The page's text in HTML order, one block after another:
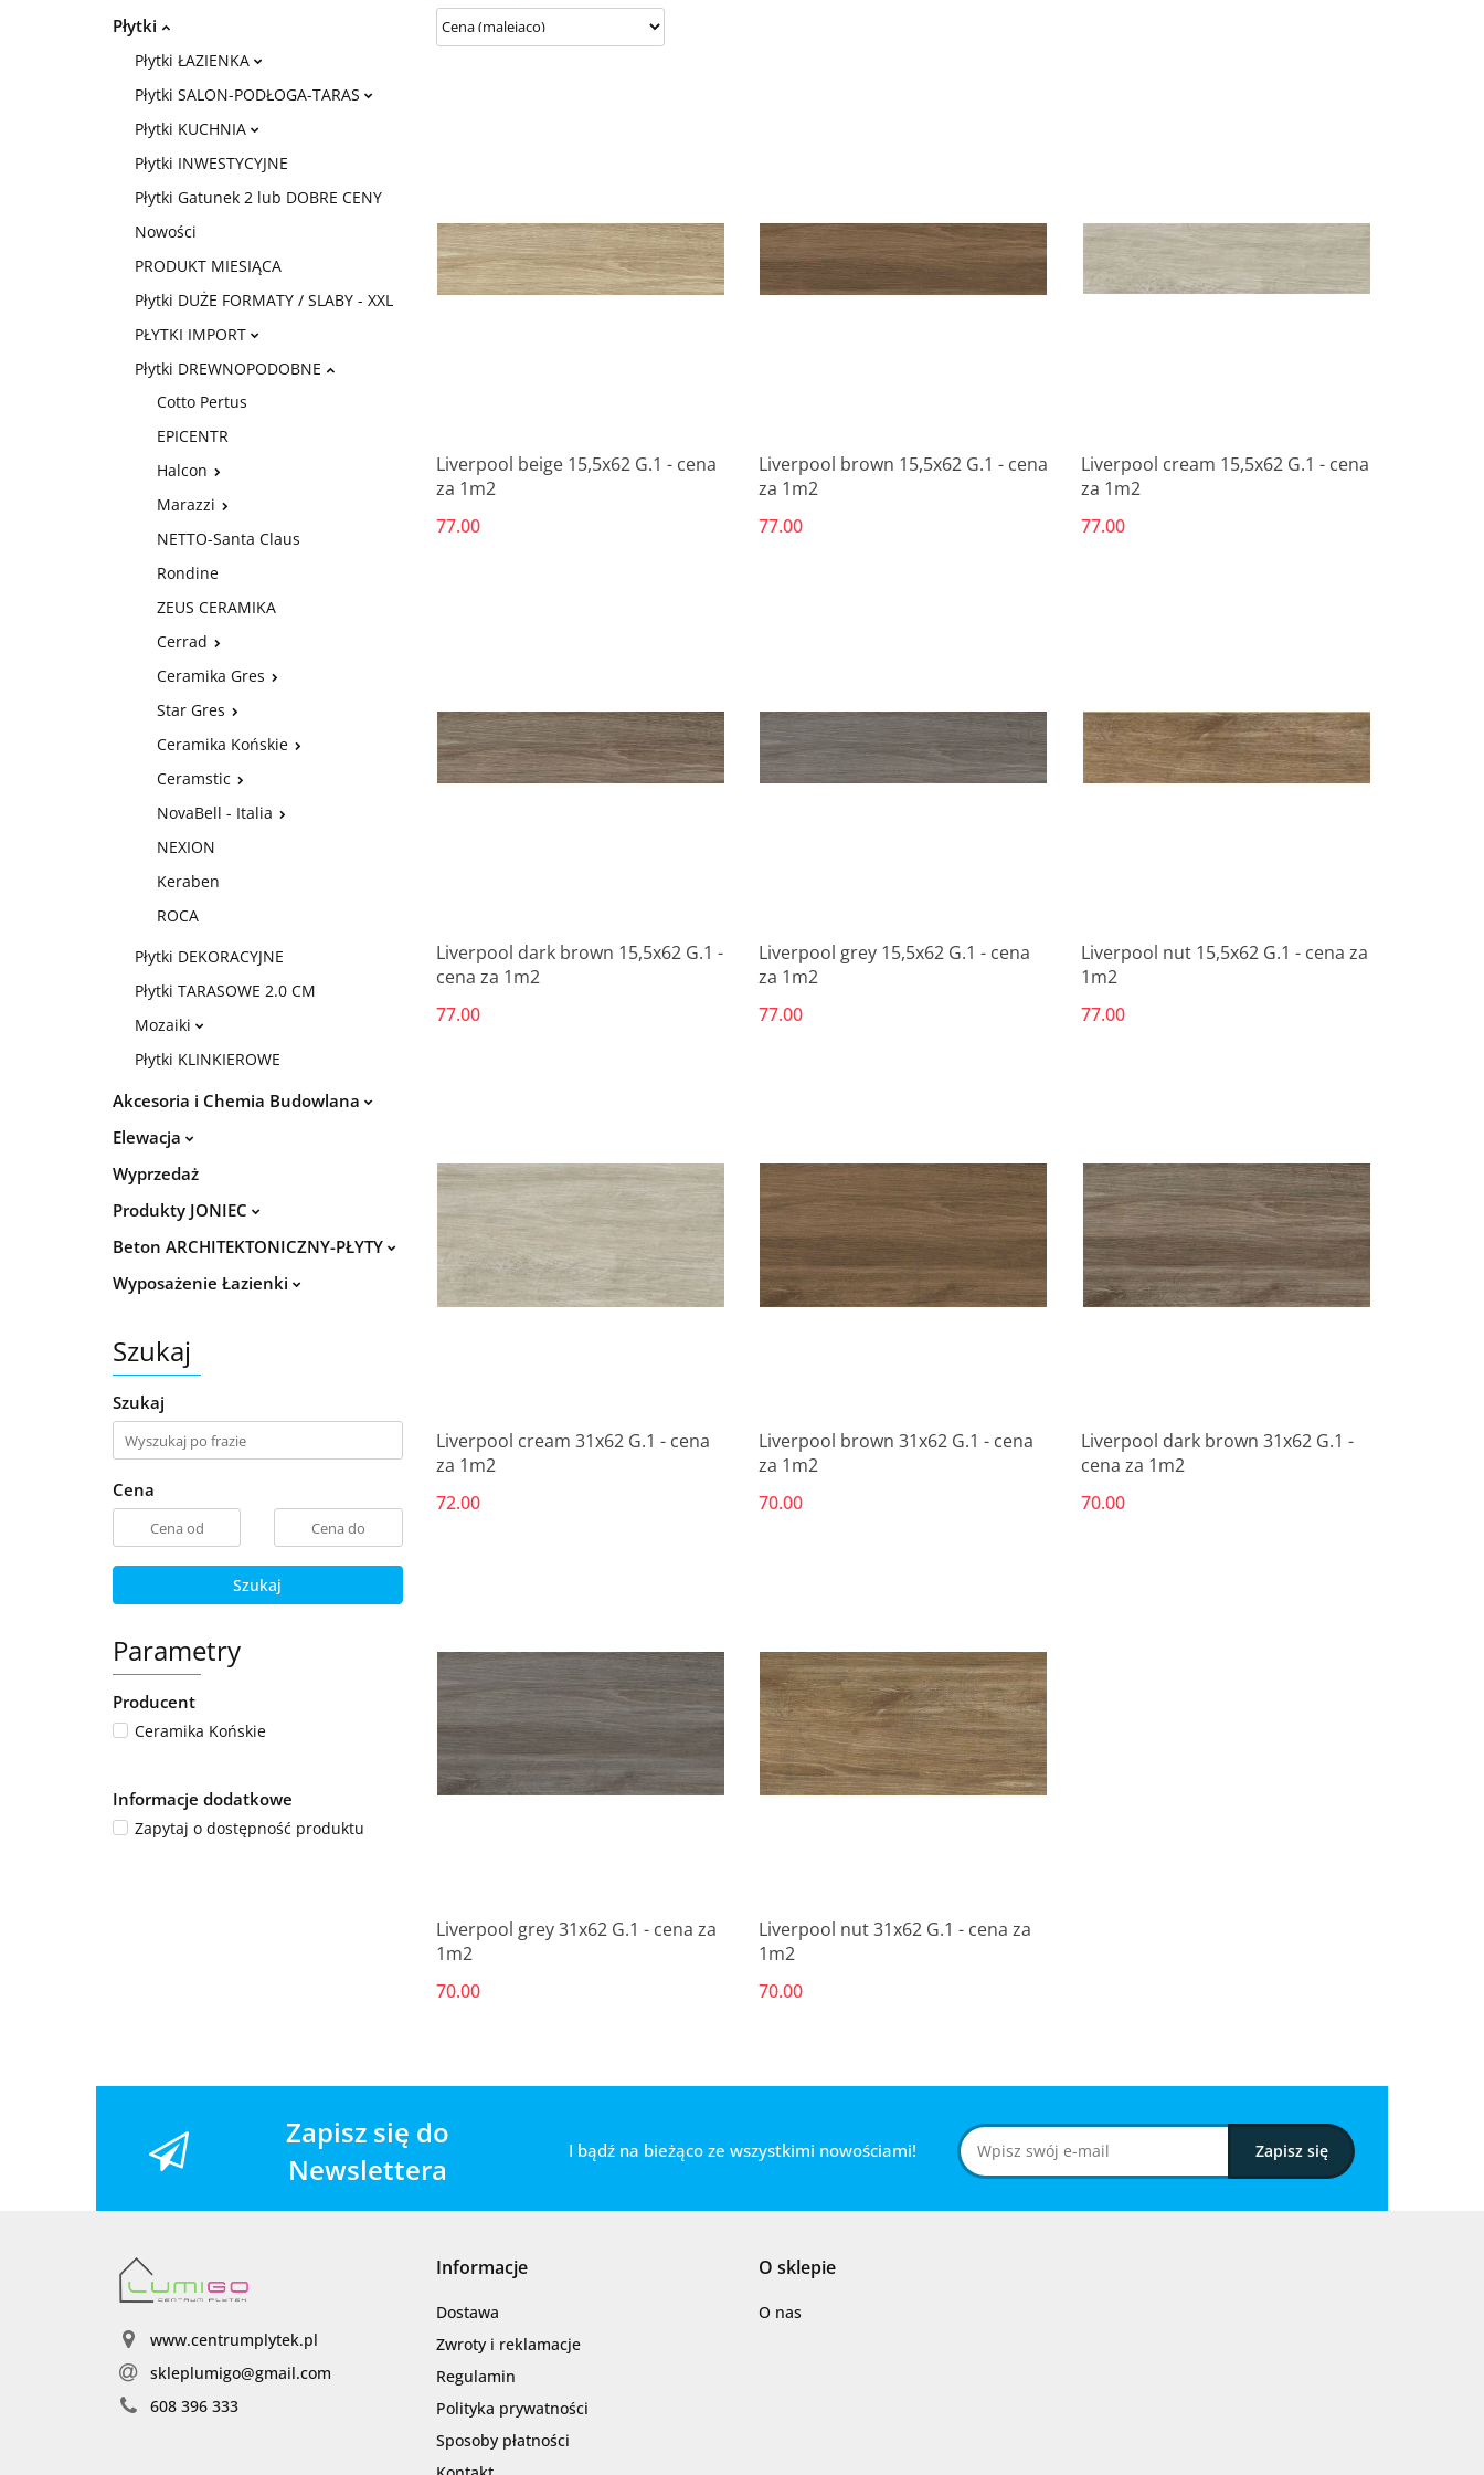
Płytki
Płytki ŁAZIENKA
Płytki SALON-PODŁOGA-TARAS
Płytki KUCHNIA
Płytki INWESTYCYJNE
Płytki Gatunek 2 lub DOBRE CENY
Nowości
PRODUKT MIESIĄCA
Płytki DUŻE FORMATY / SLABY - XXL
PŁYTKI IMPORT
Płytki DREWNOPODOBNE
Cotto Pertus
EPICENTR
Halcon
Marazzi
NETTO-Santa Claus
Rondine
ZEUS CERAMIKA
Cerrad
Ceramika Gres
Star Gres
Ceramika Końskie
Ceramstic
NovaBell - Italia
NEXION
Keraben
ROCA
Płytki DEKORACYJNE
Płytki TARASOWE 2.0 CM
Mozaiki
Płytki KLINKIEROWE
Akcesoria i Chemia Budowlana
Elewacja
Wyprzedaż
Produkty JONIEC
Beton ARCHITEKTONICZNY-PŁYTY
Wyposażenie Łazienki
Szukaj
Szukaj
Cena
Szukaj
Parametry
Producent
Ceramika Końskie
Informacje dodatkowe
Zapytaj o dostępność produktu
Produkt niedostępny
Liverpool beige 15,5x62 G.1 - cena
za 1m2
77.00
Produkt niedostępny
Liverpool brown 15,5x62 G.1 - cena
za 1m2
77.00
Produkt niedostępny
Liverpool cream 15,5x62 G.1 - cena
za 1m2
77.00
Produkt niedostępny
Liverpool dark brown 15,5x62 G.1 -
cena za 1m2
77.00
Produkt niedostępny
Liverpool grey 15,5x62 G.1 - cena
za 1m2
77.00
Produkt niedostępny
Liverpool nut 15,5x62 G.1 - cena za
1m2
77.00
Produkt niedostępny
Liverpool cream 31x62 G.1 - cena
za 1m2
72.00
Produkt niedostępny
Liverpool brown 31x62 G.1 - cena
za 1m2
70.00
Produkt niedostępny
Liverpool dark brown 31x62 G.1 -
cena za 1m2
70.00
Produkt niedostępny
Liverpool grey 31x62 G.1 - cena za
1m2
70.00
Produkt niedostępny
Liverpool nut 31x62 G.1 - cena za
1m2
70.00
Zapisz się do
Newslettera
I bądź na bieżąco ze wszystkimi nowościami!
www.centrumplytek.pl
skleplumigo@gmail.com
608 396 333
Informacje
Dostawa
Zwroty i reklamacje
Regulamin
Polityka prywatności
Sposoby płatności
O sklepie
O nas